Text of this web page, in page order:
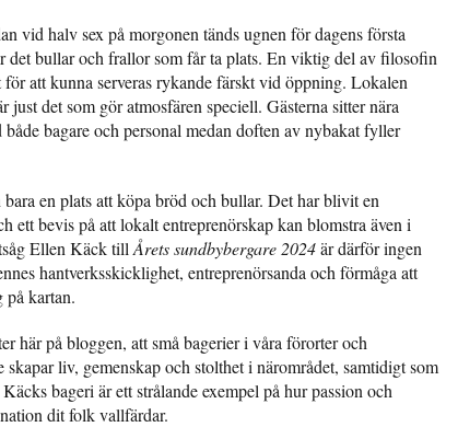
vid halv sex på morgonen tänds ugnen för dagens första
det bullar och frallor som får ta plats. En viktig del av filosofin
att kunna serveras rykande färskt vid öppning. Lokalen
just det som gör atmosfären speciell. Gästerna sitter nära
bagare och personal medan doften av nybakat fyller
en plats att köpa bröd och bullar. Det har blivit en
ett bevis på att lokalt entreprenörskap kan blomstra även i
Ellen Käck till Årets sundbybergare 2024är därför ingen
hantverksskicklighet, entreprenörsanda och förmåga att
på kartan.
här på bloggen, att små bagerier i våra förorter och
liv, gemenskap och stolthet i närområdet, samtidigt som
bageri är ett strålande exempel på hur passion och
dit folk vallfärdar.